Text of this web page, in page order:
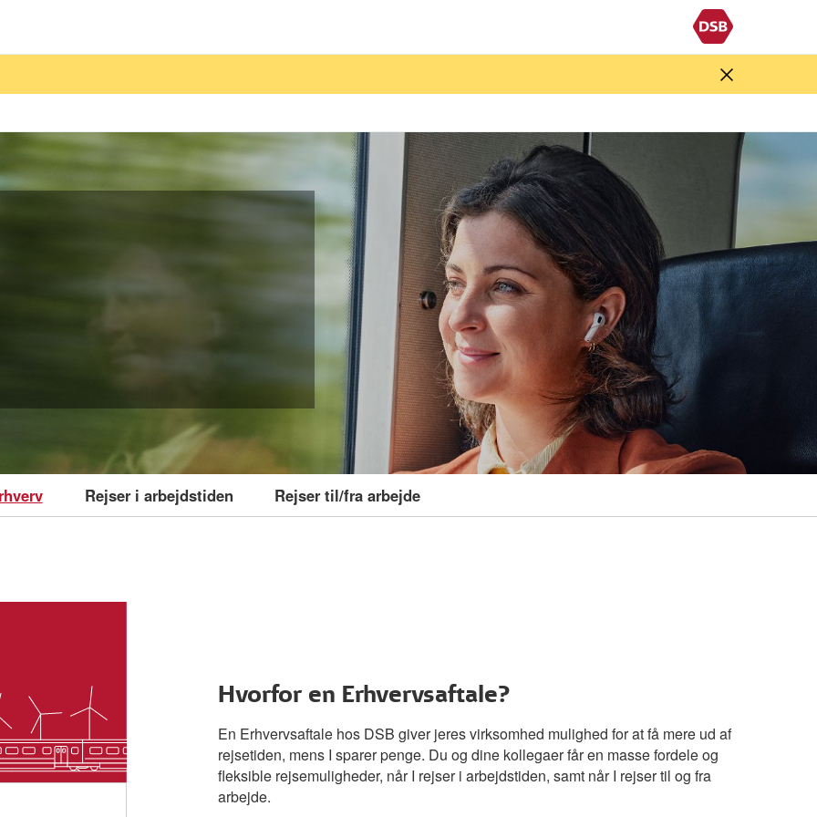
Rejser i arbejdstiden Rejser til/fra arbejde
Hvorfor en Erhvervsaftale?
En Erhvervsaftale hos DSB giver jeres virksomhed mulighed for at få mere ud af
rejsetiden, mens I sparer penge. Du og dine kollegaer får en masse fordele og
fleksible rejsemuligheder, når I rejser i arbejdstiden, samt når I rejser til og fra
arbejde.